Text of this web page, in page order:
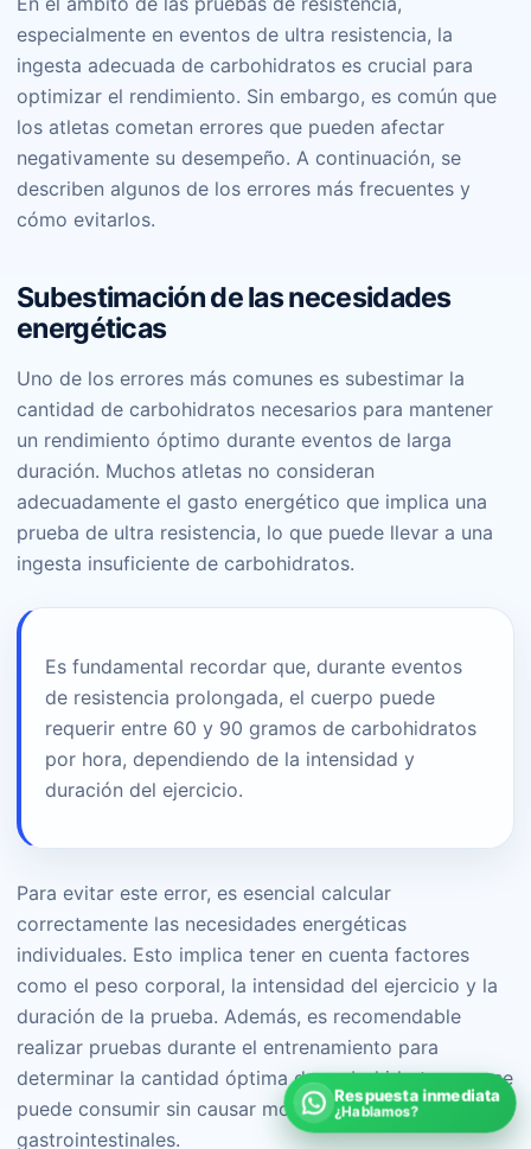
especialmente en eventos de ultra resistencia, la
ingesta adecuada de carbohidratos es crucial para
optimizar el rendimiento. Sin embargo, es común que
los atletas cometan errores que pueden afectar
negativamente su desempeño. A continuación, se
describen algunos de los errores más frecuentes y
cómo evitarlos.
Subestimación de las necesidades
energéticas
Uno de los errores más comunes es subestimar la
cantidad de carbohidratos necesarios para mantener
un rendimiento óptimo durante eventos de larga
duración. Muchos atletas no consideran
adecuadamente el gasto energético que implica una
prueba de ultra resistencia, lo que puede llevar a una
ingesta insuficiente de carbohidratos.
Es fundamental recordar que, durante eventos
de resistencia prolongada, el cuerpo puede
requerir entre 60 y 90 gramos de carbohidratos
por hora, dependiendo de la intensidad y
duración del ejercicio.
Para evitar este error, es esencial calcular
correctamente las necesidades energéticas
individuales. Esto implica tener en cuenta factores
como el peso corporal, la intensidad del ejercicio y la
duración de la prueba. Además, es recomendable
realizar pruebas durante el entrenamiento para
determinar la cantidad óptima de carbohidratos que se
puede consumir sin causar molestias
gastrointestinales.
Respuesta inmediata
¿Hablamos?